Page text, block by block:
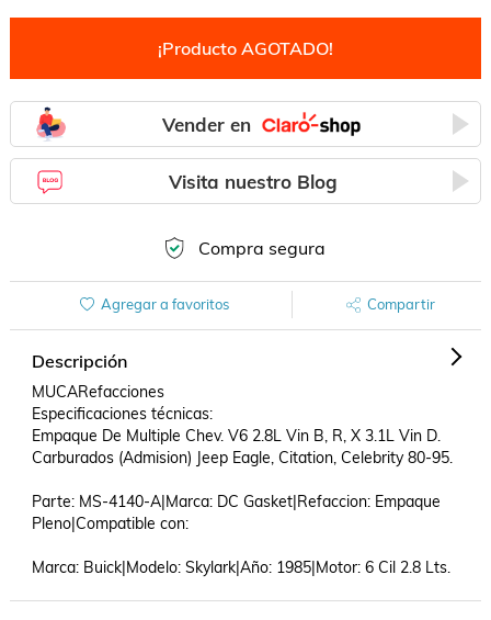
¡Producto AGOTADO!
Vender en
Visita nuestro Blog
Compra segura
Agregar a favoritos Compartir
Descripción
MUCARefacciones
Especificaciones técnicas:
Empaque De Multiple Chev. V6 2.8L Vin B, R, X 3.1L Vin D.
Carburados (Admision) Jeep Eagle, Citation, Celebrity 80-95.
Parte: MS-4140-A|Marca: DC Gasket|Refaccion: Empaque
Pleno|Compatible con:
Marca: Buick|Modelo: Skylark|Año: 1985|Motor: 6 Cil 2.8 Lts.